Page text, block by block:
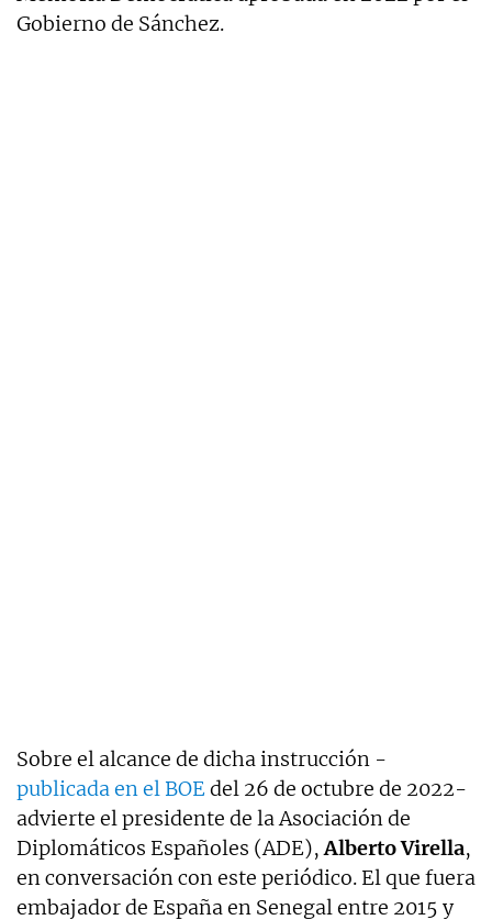
Gobierno de Sánchez.
Sobre el alcance de dicha instrucción -
publicada en el BOEdel 26 de octubre de 2022-
advierte el presidente de la Asociación de
Diplomáticos Españoles (ADE),Alberto Virella,
en conversación con este periódico. El que fuera
embajador de España en Senegal entre 2015 y